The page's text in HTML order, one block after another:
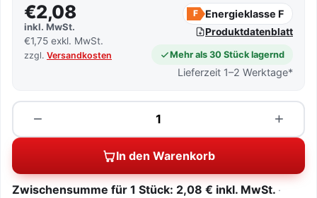
€2,08
inkl. MwSt.
€1,75 exkl. MwSt.
zzgl. Versandkosten
F Energieklasse F
Produktdatenblatt
Mehr als 30 Stück lagernd
Lieferzeit 1–2 Werktage*
−
Menge +
In den Warenkorb
Zwischensumme für 1 Stück: 2,08 € inkl. MwSt.